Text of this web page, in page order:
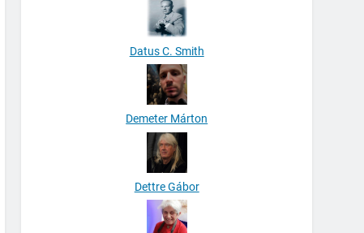
Datus C. Smith
Demeter Márton
Dettre Gábor